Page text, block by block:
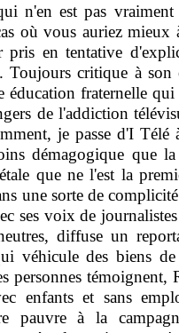
n'en est pas
où vous auriez
pris en tentative
Toujours critique à son
éducation fraternelle
de l'addiction
je passe d'I
démagogique que
que ne l'est la
une sorte de
ses voix de
diffuse un
véhicule des biens de
personnes
enfants et sans
pauvre à la